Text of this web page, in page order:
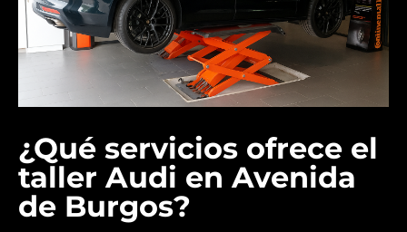
¿Qué servicios ofrece el
taller Audi en Avenida
de Burgos?